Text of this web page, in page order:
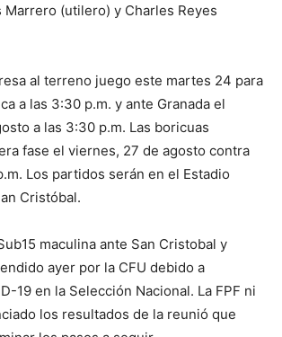
Marrero (utilero) y Charles Reyes
al terreno juego este martes 24 para
a las 3:30 p.m. y ante Granada el
a las 3:30 p.m. Las boricuas
fase el viernes, 27 de agosto contra
Los partidos serán en el Estadio
Cristóbal.
maculina ante San Cristobal y
ayer por la CFU debido a
19 en la Selección Nacional. La FPF ni
los resultados de la reunió que